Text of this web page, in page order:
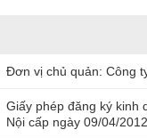
Đơn vị chủ quản: Công
Giấy phép đăng ký kinh
Nội cấp ngày 09/04/2012